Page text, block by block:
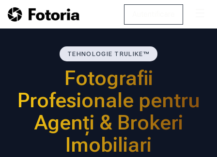
TEHNOLOGIE TRULIKE™
Fotografii
Profesionale pentru
Agenți & Brokeri
Imobiliari